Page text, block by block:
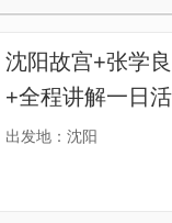
沈阳故宫+张学
+全程讲解一日
尽盛京老城精华
出发地：沈阳